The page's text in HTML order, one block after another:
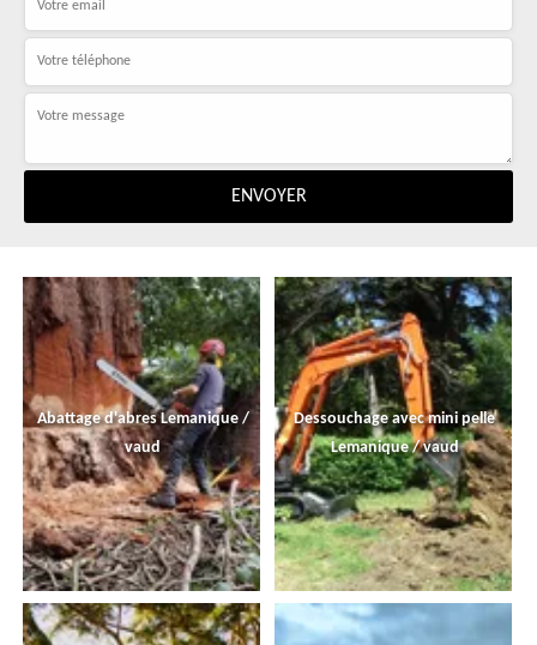
Abattage d'abres Lemanique /
vaud
Dessouchage avec mini pelle
Lemanique / vaud